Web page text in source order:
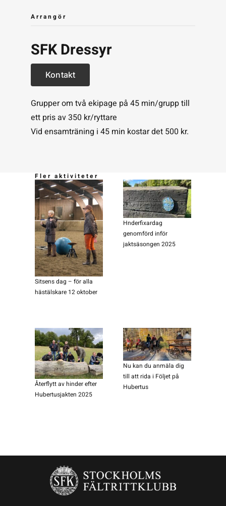
Arrangör
SFK Dressyr
Kontakt
Grupper om två ekipage på 45 min/grupp till
ett pris av 350 kr/ryttare
Vid ensamträning i 45 min kostar det 500 kr.
Fler aktiviteter
Sitsens dag – för alla
hästälskare 12 oktober
Hnderfixardag
genomförd inför
jaktsäsongen 2025
Återflytt av hinder efter
Hubertusjakten 2025
Nu kan du anmäla dig
till att rida i Följet på
Hubertus